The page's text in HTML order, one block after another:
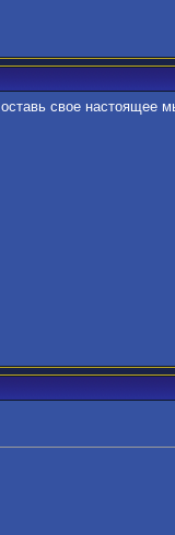
свое настоящее